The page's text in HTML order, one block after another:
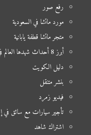
رفع صور
مورد ماتشا في السعودية
متجر ماتشا قطفة يابانية
أبرز 8 أحداث شهدها العالم في العام 2025
دليل الكويت
بنشر متنقل
فيديو زمرد
تأجير سيارات مع سائق في
اشتراك شاهد